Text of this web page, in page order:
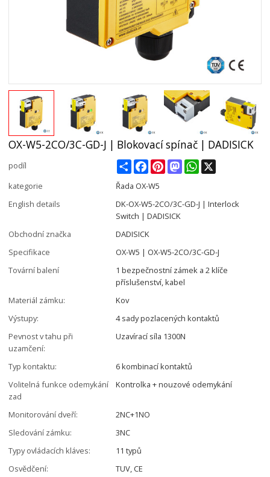
OX-W5-2CO/3C-GD-J | Blokovací spínač | DADISICK
podíl ShareFacebookPinterestMastodonWhatsApp
kategorie
Řada OX-W5
English details
DK-OX-W5-2CO/3C-GD-J | Interlock
Switch | DADISICK
Obchodní značka
DADISICK
Specifikace
OX-W5 | OX-W5-2CO/3C-GD-J
Tovární balení
1 bezpečnostní zámek a 2 klíče
příslušenství, kabel
Materiál zámku:
Kov
Výstupy:
4 sady pozlacených kontaktů
Pevnost v tahu při
uzamčení:
Uzavírací síla 1300N
Typ kontaktu:
6 kombinací kontaktů
Volitelná funkce odemykání
zad
Kontrolka + nouzové odemykání
Monitorování dveří:
2NC+1NO
Sledování zámku:
3NC
Typy ovládacích kláves:
11 typů
Osvědčení:
TUV, CE